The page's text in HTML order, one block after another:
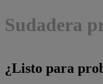
Sudadera
¿Listo para